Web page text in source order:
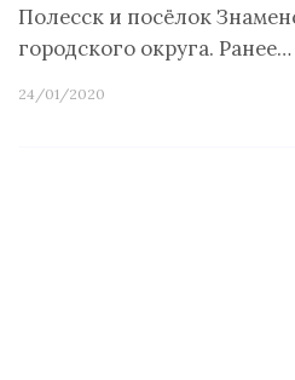
Полесск и посёлок
городского округа. Ранее…
24/01/2020